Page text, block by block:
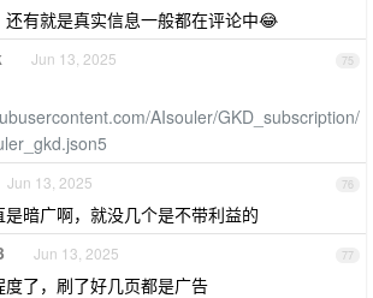
还有就是真实信息一般都在评论中😂
75
Jun 13, 2025
AIsouler/GKD_subscription/
76
Jun 13, 2025
暗广啊，就没几个是不带利益的
77
Jun 13, 2025
了，刷了好几页都是广告